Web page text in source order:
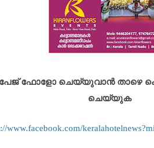
ഫോളോ ചെയ്യുവാൻ താഴെ
ചെയ്യുക
www.facebook.com/